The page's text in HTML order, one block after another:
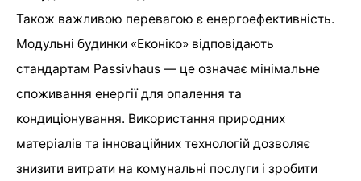
Також важливою перевагою є енергоефективність.
Модульні будинки «Еконіко» відповідають
стандартам Passivhaus — це означає мінімальне
споживання енергії для опалення та
кондиціонування. Використання природних
матеріалів та інноваційних технологій дозволяє
знизити витрати на комунальні послуги і зробити